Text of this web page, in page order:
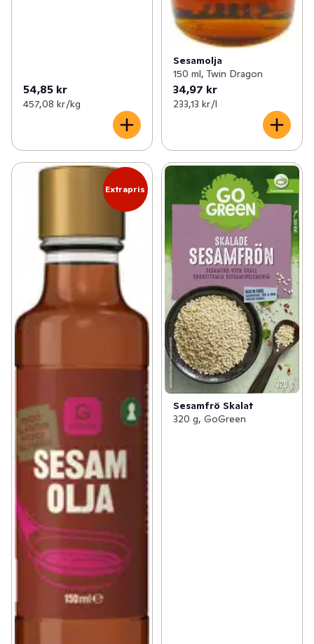
54,85 kr
457,08 kr /kg
Sesamolja
150 ml, Twin Dragon
34,97 kr
233,13 kr /l
Extrapris
Sesamfrö Skalat
320 g, GoGreen